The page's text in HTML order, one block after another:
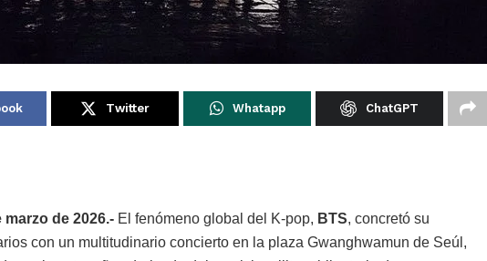
Twitter Whatapp ChatGPT
marzo de 2026.- El fenómeno global del K-pop, BTS, concretó su
con un multitudinario concierto en la plaza Gwanghwamun de Seúl,